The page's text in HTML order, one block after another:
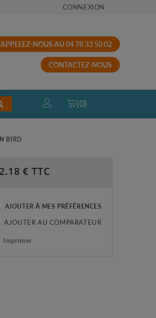
CONNEXION
APPELEZ-NOUS AU 04 78 33 50 02
CONTACTEZ-NOUS
(0)
BIRD
€ TTC
AJOUTER À MES PRÉFÉRENCES
AJOUTER AU COMPARATEUR
Imprimer